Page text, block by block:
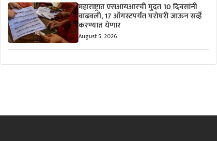
महाराष्ट्रात एसआयआरची मुदत 10 दिवसांनी
वाढवली, 17 ऑगस्टपर्यंत घरोघरी जाऊन सर्व्हे
करण्यात येणार
August 5, 2026